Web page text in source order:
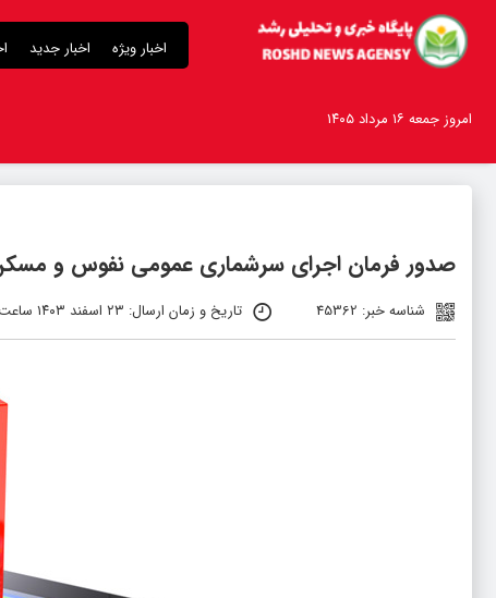
اخبار ویژه اخبار جدید
امروز جمعه ۱۶ مرداد ۱۴۰۵
صدور فرمان اجرای سرشماری عمومی نفوس و مسکن
شناسه خبر: 45362 تاریخ و زمان ارسال: ۲۳ اسفند ۱۴۰۳ ساعت ۱۳:۴۹